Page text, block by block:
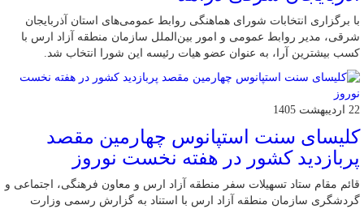
با برگزاری انتخابات شورای هماهنگی روابط عمومی‌های استان آذربایجان
شرقی، مدیر روابط عمومی و امور بین‌الملل سازمان منطقه آزاد ارس با
کسب بیشترین آرا، به عنوان عضو هیات رئیسه این شورا انتخاب شد.
22 اردیبهشت 1405
کلیسای سنت استپانوس چهارمین مقصد
پربازدید کشور در هفته نخست نوروز
قائم مقام ستاد تسهیلات سفر منطقه آزاد ارس و معاون فرهنگی، اجتماعی و
گردشگری سازمان منطقه آزاد ارس با استناد به گزارش رسمی وزارت